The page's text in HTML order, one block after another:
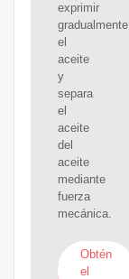
exprimir
gradualmente
el
aceite
y
separa
el
aceite
del
aceite
mediante
fuerza
mecánica.
Obtén
el